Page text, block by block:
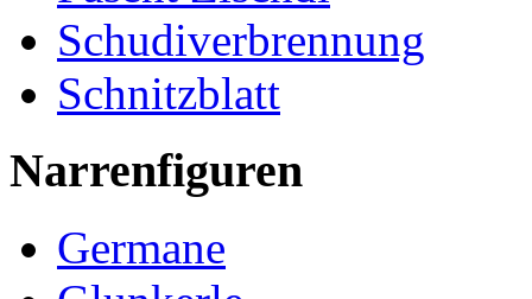
Schudiverbrennung
Schnitzblatt
Narrenfiguren
Germane